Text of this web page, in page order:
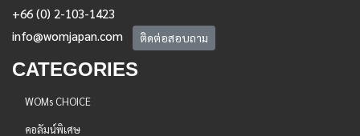
+66 (0) 2-103-1423
info@womjapan.com
ติดต่อสอบถาม
CATEGORIES
WOMs CHOICE
คอลัมน์พิเศษ